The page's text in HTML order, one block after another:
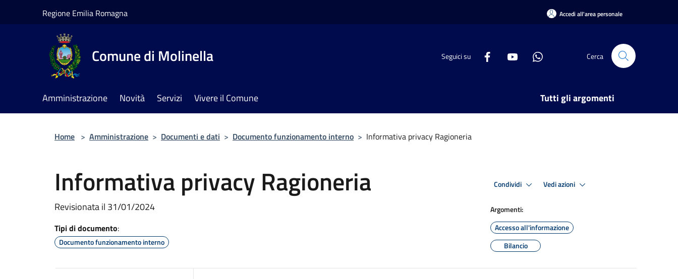
Regione Emilia Romagna Accedi all'area personale
Comune di Molinella Seguici su Cerca
Amministrazione Novità Servizi Vivere il Comune Tutti gli argomenti
Home > Amministrazione > Documenti e dati > Documento funzionamento interno > Informativa privacy Ragioneria
Informativa privacy Ragioneria
Revisionata il 31/01/2024
Tipi di documento:
Documento funzionamento interno
Condividi Vedi azioni
Argomenti:
Accesso all'informazione
Bilancio